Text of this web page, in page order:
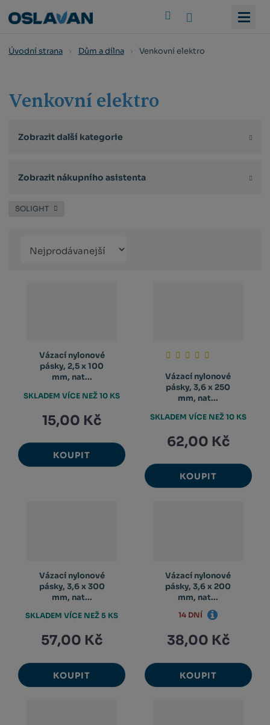
Úvodní strana Dům a dílna Venkovní elektro
Venkovní elektro
Zobrazit další kategorie
Zobrazit nákupního asistenta
SOLIGHT
produktů
Vázací nylonové
pásky, 2,5 x 100
mm, nat...
15,00 Kč
KOUPIT
SKLADEM VÍCE NEŽ 10 KS
Vázací nylonové
pásky, 3,6 x 250
mm, nat...
62,00 Kč
KOUPIT
SKLADEM VÍCE NEŽ 10 KS
Vázací nylonové
pásky, 3,6 x 300
mm, nat...
57,00 Kč
KOUPIT
SKLADEM VÍCE NEŽ 5 KS
Vázací nylonové
pásky, 3,6 x 200
mm, nat...
38,00 Kč
KOUPIT
14 DNÍ